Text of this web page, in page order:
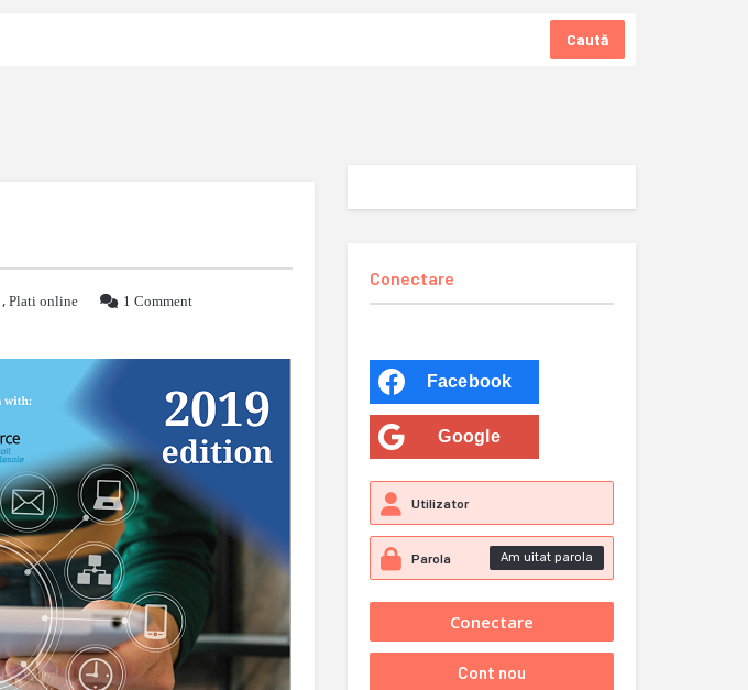
Caută
, Plati online
1 Comment
Conectare
Facebook
Google
Am uitat parola